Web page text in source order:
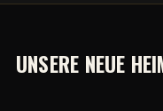
UNSERE NEUE